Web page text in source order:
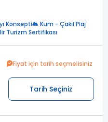
Konsepti
Kum - Çakıl Plaj
Turizm Sertifikası
Fiyat için tarih seçmelisiniz
Tarih Seçiniz